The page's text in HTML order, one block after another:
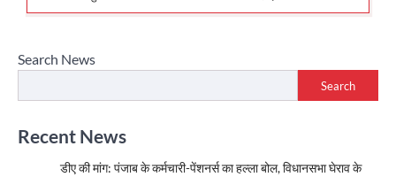
Search News
Search
Recent News
डीए की मांग: पंजाब के कर्मचारी-पेंशनर्स का हल्ला बोल, विधानसभा घेराव के